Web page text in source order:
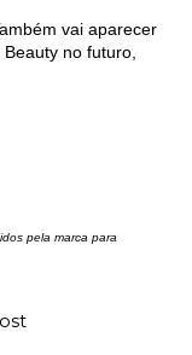
vai aparecer
no futuro,
pela marca para